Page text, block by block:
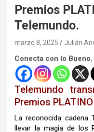
Premios
Telemundo.
marzo 8, 2025 Julián
Conecta con lo Bueno.
Telemundo
Premios PLATINO
La reconocida cadena
llevar la magia de los